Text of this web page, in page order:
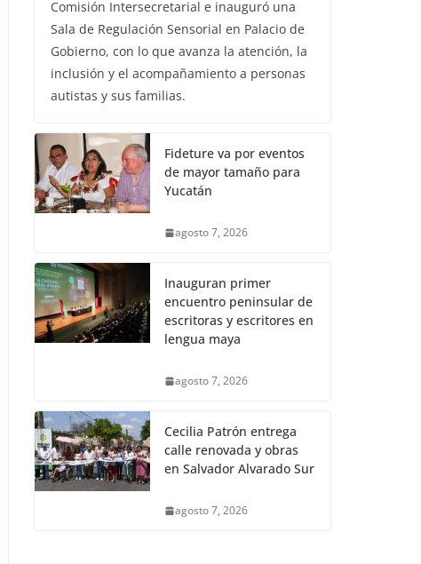
Comisión Intersecretarial e inauguró una
Sala de Regulación Sensorial en Palacio de
Gobierno, con lo que avanza la atención, la
inclusión y el acompañamiento a personas
autistas y sus familias.
Fideture va por eventos
de mayor tamaño para
Yucatán
agosto 7, 2026
Inauguran primer
encuentro peninsular de
escritoras y escritores en
lengua maya
agosto 7, 2026
Cecilia Patrón entrega
calle renovada y obras
en Salvador Alvarado Sur
agosto 7, 2026